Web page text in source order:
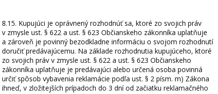
8.15. Kupujúci je oprávnený rozhodnúť sa, ktoré zo svojich práv
v zmysle ust. § 622 a ust. § 623 Občianskeho zákonníka uplatňuje
a zároveň je povinný bezodkladne informáciu o svojom rozhodnutí
doručiť predávajúcemu. Na základe rozhodnutia kupujúceho, ktoré
zo svojich práv v zmysle ust. § 622 a ust. § 623 Občianskeho
zákonníka uplatňuje je predávajúci alebo určená osoba povinná
určiť spôsob vybavenia reklamácie podľa ust. § 2 písm. m) Zákona
ihneď, v zložitejších prípadoch do 3 dní od začiatku reklamačného